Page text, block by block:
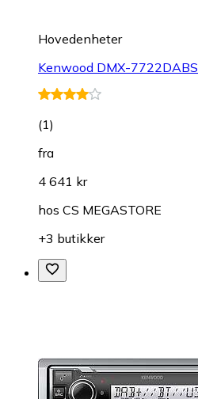
Hovedenheter
Kenwood DMX-7722DABS
(1)
fra
4 641 kr
hos CS MEGASTORE
+3 butikker